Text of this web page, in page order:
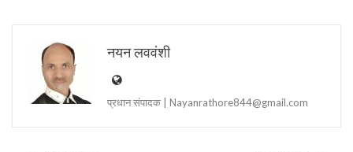
नयन लववंशी
प्रधान संपादक | Nayanrathore844@gmail.com